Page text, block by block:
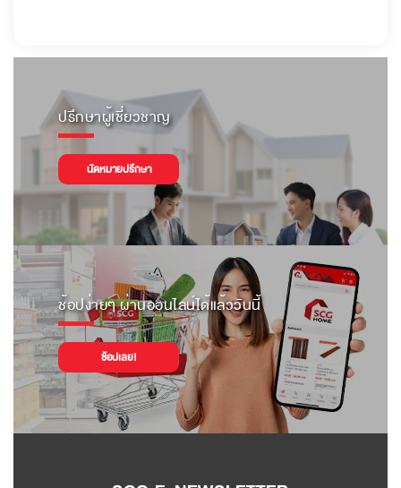
ปรึกษาผู้เชี่ยวชาญ
นัดหมายปรึกษา
ช้อปง่ายๆ ผ่านออนไลน์ได้แล้ววันนี้
ช้อปเลย!